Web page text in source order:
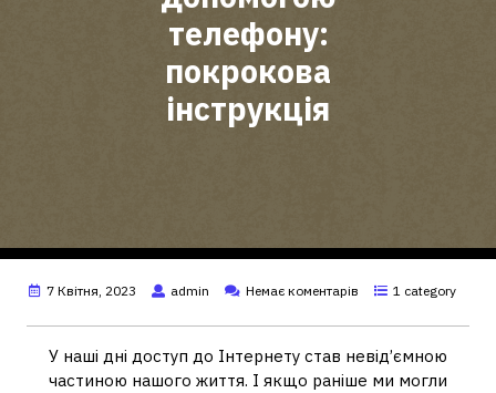
телефону:
покрокова
інструкція
7 Квітня, 2023 admin Немає коментарів 1 category
У наші дні доступ до Інтернету став невід’ємною
частиною нашого життя. І якщо раніше ми могли